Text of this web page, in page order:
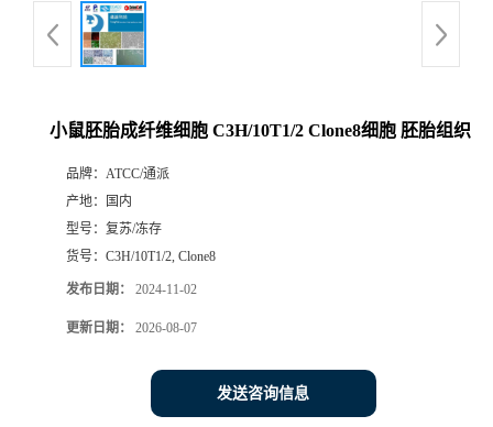
小鼠胚胎成纤维细胞 C3H/10T1/2 Clone8细胞 胚胎组织
品牌： ATCC/通派
产地：
国内
型号： 复苏/冻存
货号： C3H/10T1/2, Clone8
发布日期： 2024-11-02
更新日期： 2026-08-07
发送咨询信息